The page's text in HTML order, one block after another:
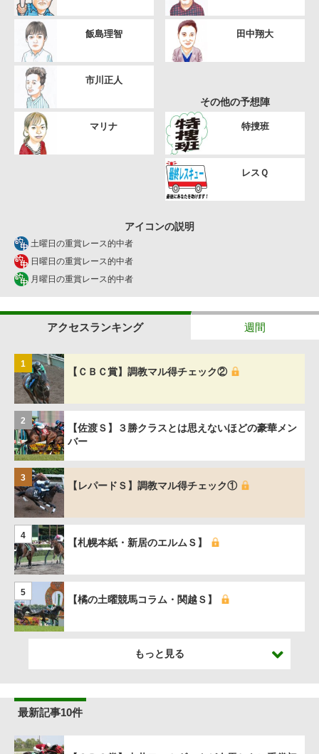
飯島理智
市川正人
マリナ
田中翔大
その他の予想陣
特捜班
レスＱ
アイコンの説明
土曜日の重賞レース的中者
日曜日の重賞レース的中者
月曜日の重賞レース的中者
アクセスランキング 週間
1
【ＣＢＣ賞】調教マル得チェック②
2
【佐渡Ｓ】３勝クラスとは思えないほどの豪華メン
バー
3
【レパードＳ】調教マル得チェック①
4
【札幌本紙・新居のエルムＳ】
5
【橘の土曜競馬コラム・関越Ｓ】
もっと見る
最新記事10件